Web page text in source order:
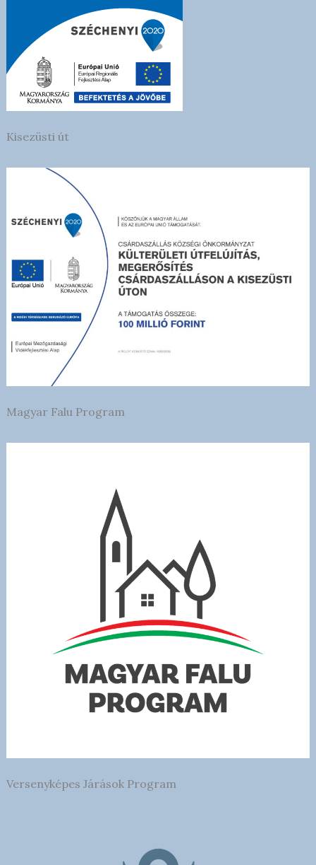
Kisezüsti út
Magyar Falu Program
Versenyképes Járások Program